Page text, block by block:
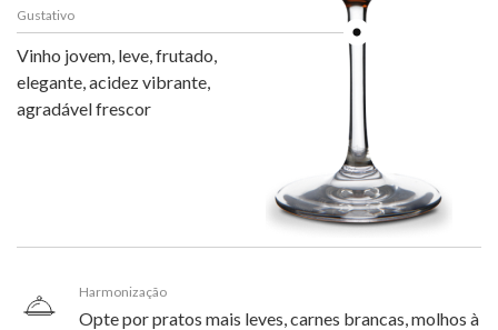
Gustativo
Vinho jovem, leve, frutado,
elegante, acidez vibrante,
agradável frescor
Harmonização
Opte por pratos mais leves, carnes brancas, molhos à